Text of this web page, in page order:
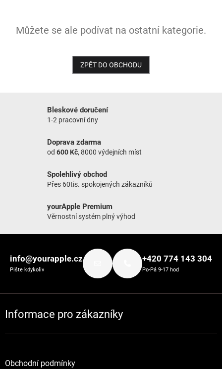
Můžete se ale podívat na ostatní kategorie.
ZPĚT DO OBCHODU
Bleskové doručení
1-2 pracovní dny
Doprava zdarma
od 600 Kč, 8000 výdejních míst
Spolehlivý obchod
Přes 60tis. spokojených zákazníků
yourApple Premium
Věrnostní systém plný výhod
info@yourapple.cz
Pište kdykoliv
+420 774 143 304
Po-Pá 9-17 hod
Informace pro zákazníky
Obchodní podmínky